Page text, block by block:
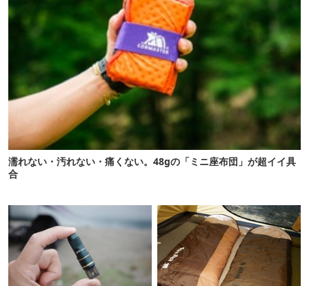
濡れない・汚れない・痛くない。48gの「ミニ座布団」が超イイ具
合